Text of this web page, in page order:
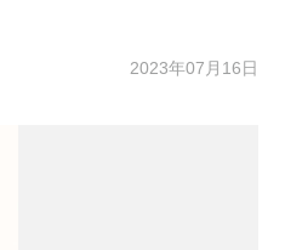
2023年07月16日